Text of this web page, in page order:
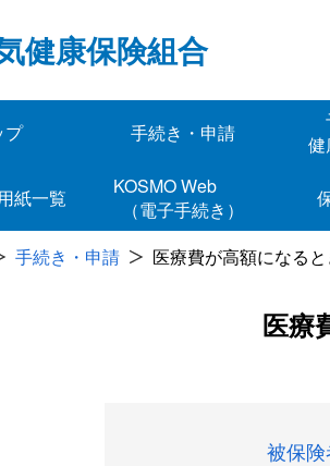
健康保険組合
プ 手続き・申請
紙一覧
KOSMO Web
（電子手続き）
手続き・申請 医療費が高額になる
医療
被保